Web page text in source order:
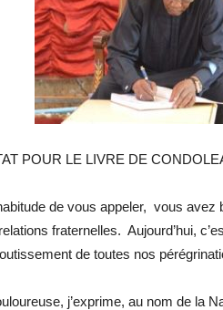
POUR LE LIVRE DE
de vous appeler, vous
fraternelles. Aujourd’hui,
de toutes nos
j’exprime, au nom de la